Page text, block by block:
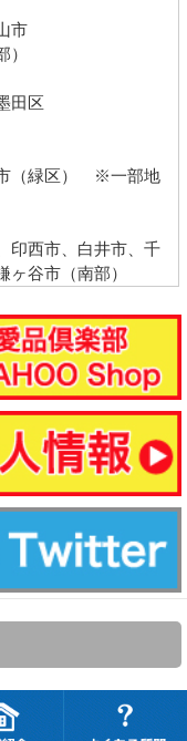
市
田区
（緑区） ※一部地
印西市、白井市、千
谷市（南部）